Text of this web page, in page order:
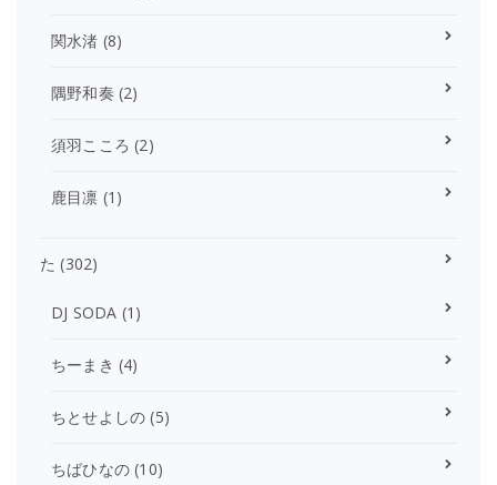
関水渚 (8)
隅野和奏 (2)
須羽こころ (2)
鹿目凛 (1)
た (302)
DJ SODA (1)
ちーまき (4)
ちとせよしの (5)
ちばひなの (10)